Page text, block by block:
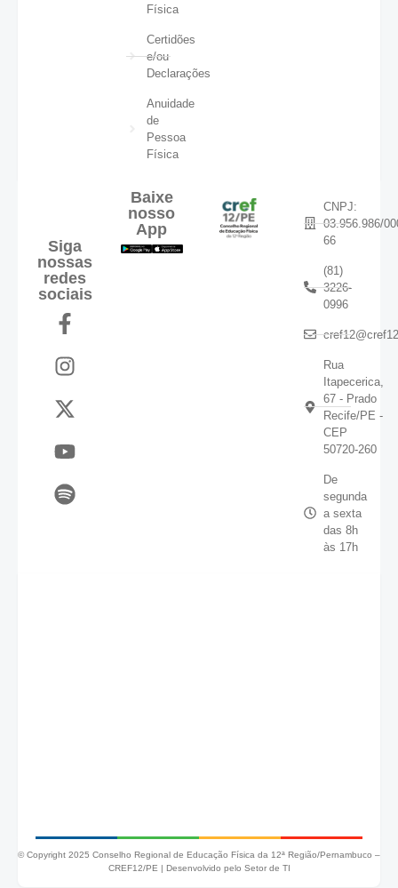
Física
Certidões
e/ou
Declarações
Anuidade
de
Pessoa
Física
Siga
nossas
redes
sociais
Baixe
nosso
App
CNPJ:
03.956.986/
66
(81)
3226-
0996
Rua
Itapecerica,
67 - Prado
Recife/PE -
CEP
50720-260
De
segunda
a sexta
das 8h
às 17h
© Copyright 2025 Conselho Regional de Educação Física da 12ª Região/Pernambuco –
CREF12/PE | Desenvolvido pelo Setor de TI